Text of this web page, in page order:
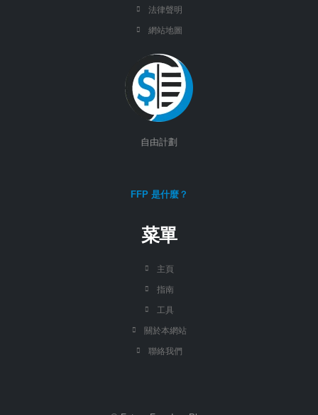
法律聲明
網站地圖
自由計劃
FFP 是什麼？
菜單
主頁
指南
工具
關於本網站
聯絡我們